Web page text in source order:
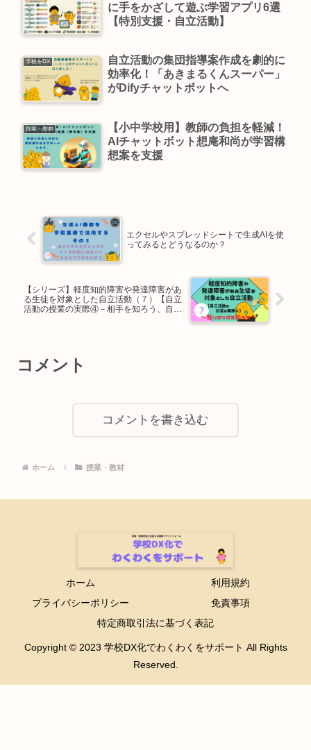
に手をかざして遊ぶ学習アプリ6選
【特別支援・自立活動】
学校をDX
自立活動の集団指導案作成を劇的に
効率化！「あきまるくんスーパー」
がDifyチャットボットへ
授業・教材
【小中学校用】教師の負担を軽減！
AIチャットボット想庵和尚が学習構
想案を支援
エクセルやスプレッドシートで生成AIを使
ってみるとどうなるのか？
【シリーズ】軽度知的障害や発達障害があ
る生徒を対象とした自立活動（７）【自立
活動の授業の実際④－相手を知ろう、自分
コメント
コメントを書き込む
ホーム 授業・教材
ホーム
利用規約
プライバシーポリシー
免責事項
特定商取引法に基づく表記
Copyright © 2023 学校DX化でわくわくをサポート All Rights
Reserved.